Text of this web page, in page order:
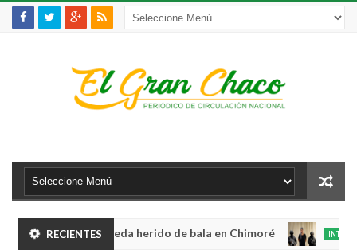
RECIENTES
robo y queda herido de bala en Chimoré